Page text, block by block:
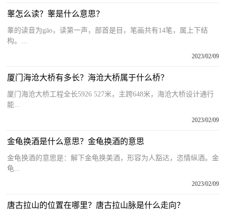
睾怎么读？睾是什么意思？
睾的读音为gāo，读第一声，部首是目，笔画共有14笔，属上下结
构。...
2023/02/09
厦门海沧大桥有多长？海沧大桥属于什么桥？
厦门海沧大桥工程全长5926 527米，主跨648米，海沧大桥设计通行
能...
2023/02/09
金龟换酒是什么意思？金龟换酒的意思
金龟换酒的意思是：解下金龟换美酒，形容为人豁达，恣情纵酒。金
龟...
2023/02/09
唐古拉山的位置在哪里？唐古拉山脉是什么走向？